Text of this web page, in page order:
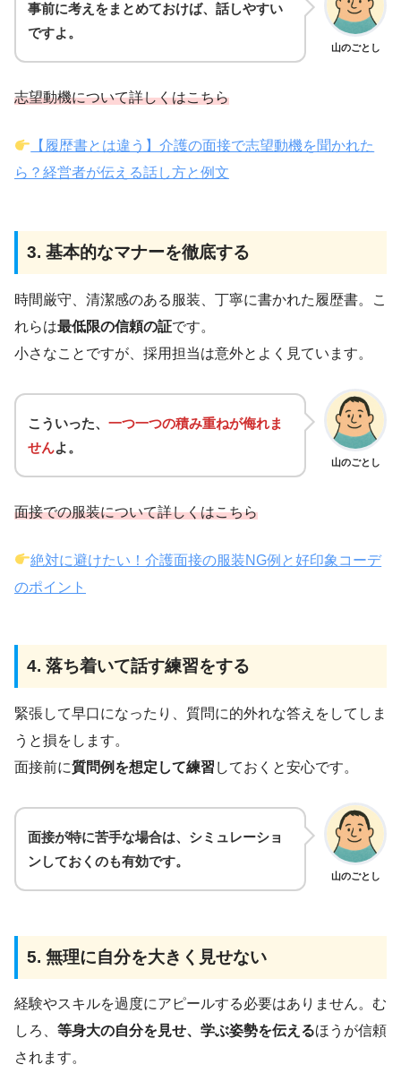
山のごとし
事前に考えをまとめておけば、話しやすい
ですよ。
志望動機について詳しくはこちら
【履歴書とは違う】介護の面接で志望動機を聞かれた
ら？経営者が伝える話し方と例文
3. 基本的なマナーを徹底する
時間厳守、清潔感のある服装、丁寧に書かれた履歴書。こ
れらは最低限の信頼の証です。
小さなことですが、採用担当は意外とよく見ています。
山のごとし
こういった、 一つ一つの積み重ねが侮れま
せんよ。
面接での服装について詳しくはこちら
絶対に避けたい！介護面接の服装NG例と好印象コーデ
のポイント
4. 落ち着いて話す練習をする
緊張して早口になったり、質問に的外れな答えをしてしま
うと損をします。
面接前に質問例を想定して練習 しておくと安心です。
山のごとし
面接が特に苦手な場合は、シミュレーショ
ンしておくのも有効です。
5. 無理に自分を大きく見せない
経験やスキルを過度にアピールする必要はありません。む
しろ、 等身大の自分を見せ、学ぶ姿勢を伝えるほうが信頼
されます。